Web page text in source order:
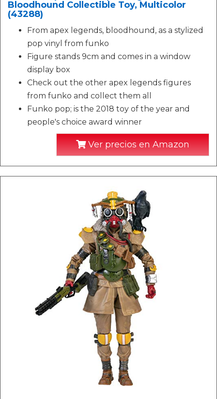
Bloodhound Collectible Toy, Multicolor
(43288)
From apex legends, bloodhound, as a stylized
pop vinyl from funko
Figure stands 9cm and comes in a window
display box
Check out the other apex legends figures
from funko and collect them all
Funko pop; is the 2018 toy of the year and
people's choice award winner
Ver precios en Amazon